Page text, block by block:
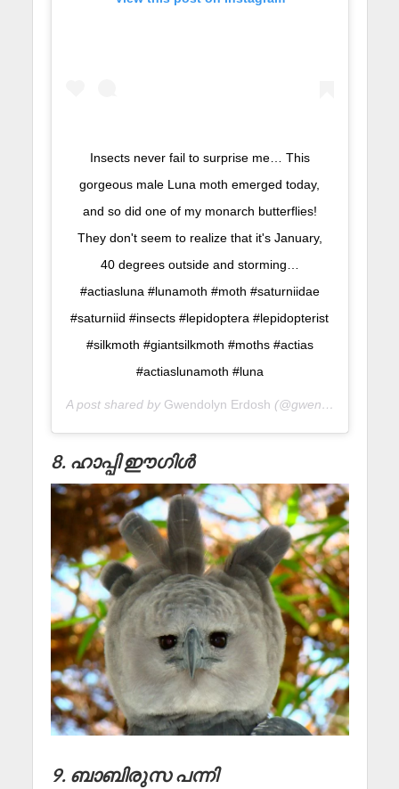
Insects never fail to surprise me… This
gorgeous male Luna moth emerged today,
and so did one of my monarch butterflies!
They don't seem to realize that it's January,
40 degrees outside and storming…
#actiasluna #lunamoth #moth #saturniidae
#saturniid #insects #lepidoptera #lepidopterist
#silkmoth #giantsilkmoth #moths #actias
#actiaslunamoth #luna
A post shared by Gwendolyn Erdosh (@gwentomologist) on
8. ഹാപ്പി ഈഗിൾ
9. ബാബിരുസ പന്നി